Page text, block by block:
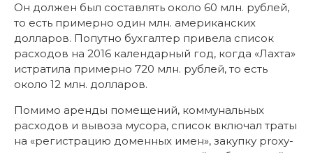
Он должен был составлять около 60 млн. рублей,
то есть примерно один млн. американских
долларов. Попутно бухгалтер привела список
расходов на 2016 календарный год, когда «Лахта»
истратила примерно 720 млн. рублей, то есть
около 12 млн. долларов.
Помимо аренды помещений, коммунальных
расходов и вывоза мусора, список включал траты
на «регистрацию доменных имен», закупку proxy-